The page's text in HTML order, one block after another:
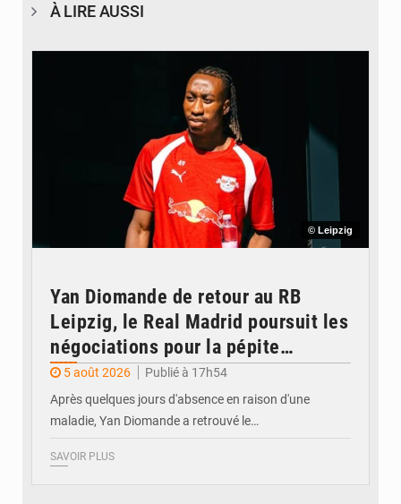
À LIRE AUSSI
© Leipzig
Yan Diomande de retour au RB
Leipzig, le Real Madrid poursuit les
négociations pour la pépite
ivoirienne
5 août 2026
Publié à 17h54
Après quelques jours d'absence en raison d'une
maladie, Yan Diomande a retrouvé le…
SAVOIR PLUS